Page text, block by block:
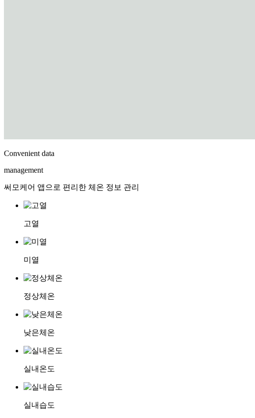
Convenient data
management
써모케어 앱으로 편리한 체온 정보 관리
고열
미열
정상체온
낮은체온
실내온도
실내습도